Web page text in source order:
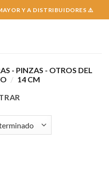
Y A DISTRIBUIDORES ⚠️
- PINZAS - OTROS DEL
/ 14 CM